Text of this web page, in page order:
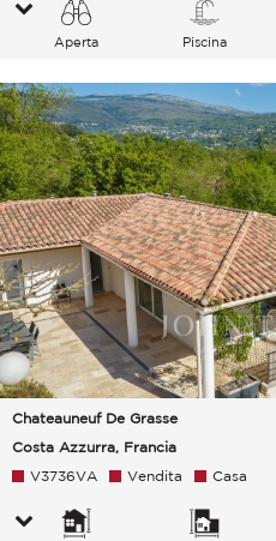
Aperta Piscina
Chateauneuf De Grasse
Costa Azzurra, Francia
V3736VA Vendita Casa